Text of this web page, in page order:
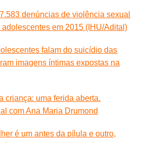
denúncias de violência sexual
em 2015 (IHU/Adital)
falam do suicídio das
imagens íntimas expostas na
criança: uma ferida aberta.
com Ana Maria Drumond
é um antes da pílula e outro,